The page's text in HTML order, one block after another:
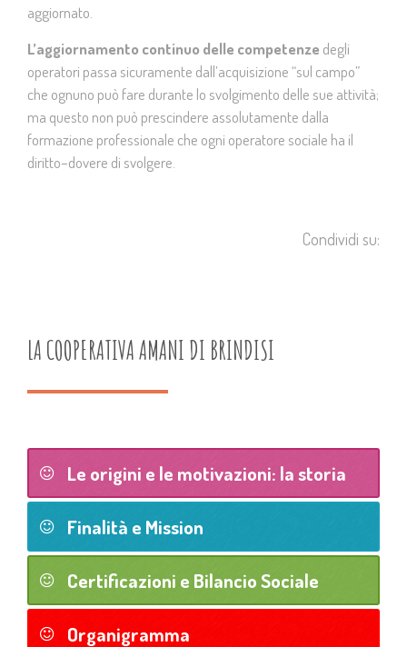
aggiornato.
L’aggiornamento continuo delle competenze degli
operatori passa sicuramente dall’acquisizione “sul campo”
che ognuno può fare durante lo svolgimento delle sue attività;
ma questo non può prescindere assolutamente dalla
formazione professionale che ogni operatore sociale ha il
diritto–dovere di svolgere.
Condividi su:
LA COOPERATIVA AMANI DI BRINDISI
Le origini e le motivazioni: la storia
Finalità e Mission
Certificazioni e Bilancio Sociale
Organigramma